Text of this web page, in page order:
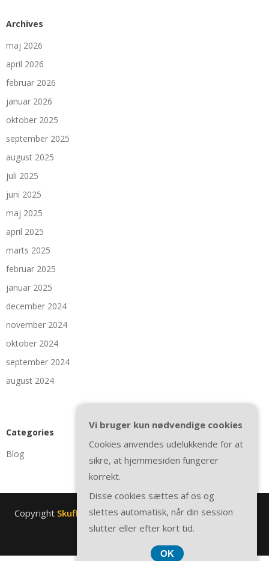
Archives
maj 2026
april 2026
februar 2026
januar 2026
oktober 2025
september 2025
august 2025
juli 2025
juni 2025
maj 2025
april 2025
marts 2025
februar 2025
januar 2025
december 2024
november 2024
oktober 2024
september 2024
august 2024
Categories
Blog
Copyright Skuffens-animationer.dk. All rights reserved.
Theme bySuperbThemes
Vi bruger kun nødvendige cookies
Cookies anvendes udelukkende for at
sikre, at hjemmesiden fungerer
korrekt.
Disse cookies sættes af os og
slettes automatisk, når din session
slutter eller efter kort tid.
OK